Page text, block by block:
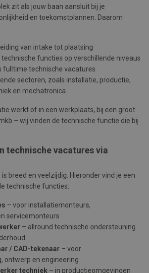
zit als jouw baan aansluit bij je
en toekomstplannen. Daarom
van intake tot plaatsing
technische functies op verschillende niveaus
fulltime technische vacatures
sectoren, zoals installatie, productie,
en mechatronica
werkt of in een werkplaats, bij een groot
– wij vinden de technische functie die bij
technische vacatures via
breed en veelzijdig. Hieronder vind je een
technische functies:
– voor installatiemonteurs,
servicemonteurs
– allround technische ondersteuning
/ CAD-tekenaar – voor
ontwerp en engineering
techniek – in productieomgevingen